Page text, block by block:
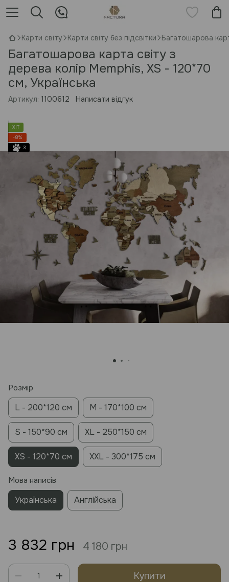
Карти світу Карти світу без підсвітки Багатошарова
Багатошарова карта світу з
дерева колір Memphis, XS - 120*70
см, Українська
Артикул: 1100612 Написати відгук
ХІТ
−8%
3
Розмір
L - 200*120 см M - 170*100 см
S - 150*90 см XL - 250*150 см
XS - 120*70 см XXL - 300*175 см
Мова написів
Українська Англійська
3 832 грн 4 180 грн
Купити